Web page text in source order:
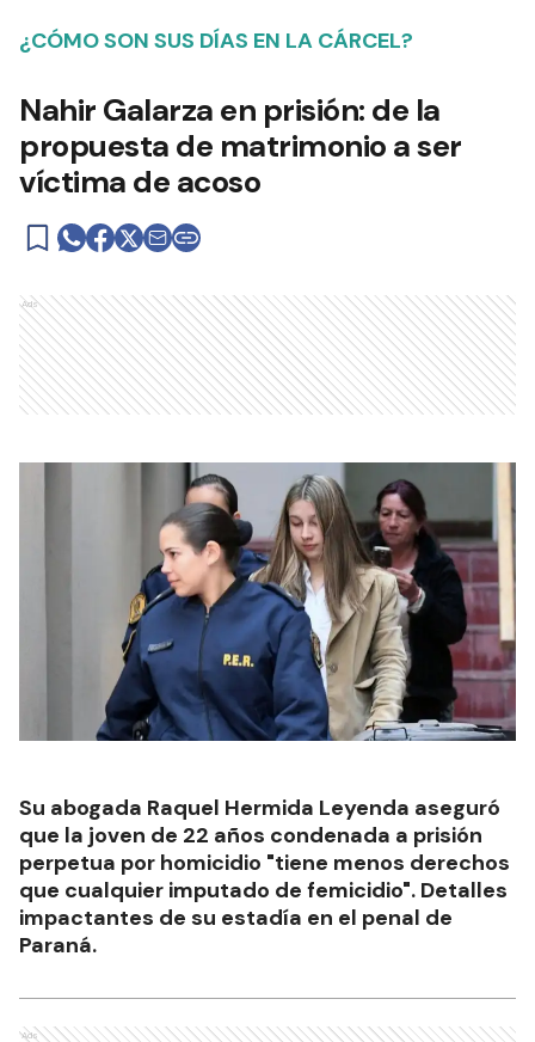
¿CÓMO SON SUS DÍAS EN LA CÁRCEL?
Nahir Galarza en prisión: de la
propuesta de matrimonio a ser
víctima de acoso
Ads
Su abogada Raquel Hermida Leyenda aseguró
que la joven de 22 años condenada a prisión
perpetua por homicidio "tiene menos derechos
que cualquier imputado de femicidio". Detalles
impactantes de su estadía en el penal de
Paraná.
Ads